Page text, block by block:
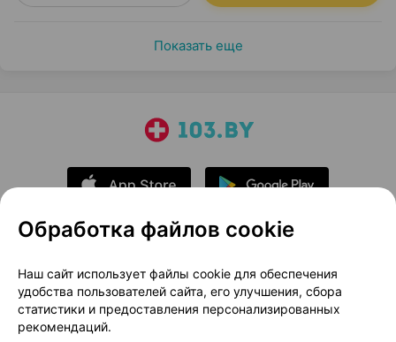
Показать еще
О проекте
Новости проекта
Размещение рекламы
Медицинский маркетинг
Публичный договор
Доставка
Обработка файлов cookie
Наш сайт использует файлы cookie для обеспечения
удобства пользователей сайта, его улучшения, сбора
статистики и предоставления персонализированных
рекомендаций.